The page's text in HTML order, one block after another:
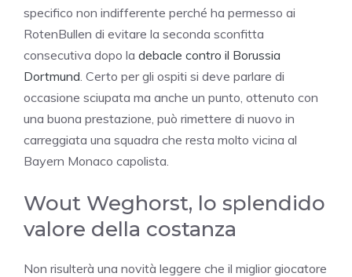
specifico non indifferente perché ha permesso ai
RotenBullen di evitare la seconda sconfitta
consecutiva dopo la debacle contro il Borussia
Dortmund. Certo per gli ospiti si deve parlare di
occasione sciupata ma anche un punto, ottenuto con
una buona prestazione, può rimettere di nuovo in
carreggiata una squadra che resta molto vicina al
Bayern Monaco capolista.
Wout Weghorst, lo splendido
valore della costanza
Non risulterà una novità leggere che il miglior giocatore